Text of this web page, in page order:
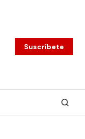
Suscríbete